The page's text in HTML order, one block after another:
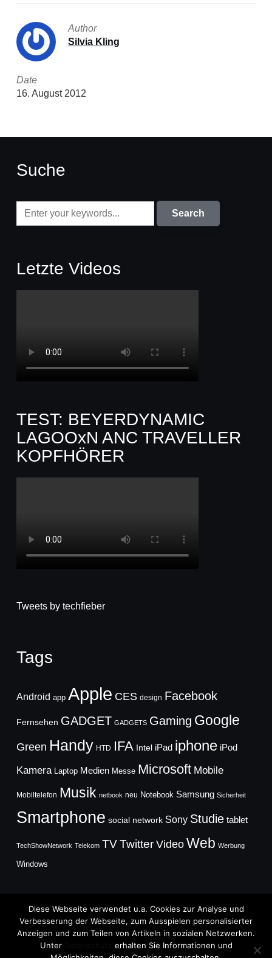
Author
Silvia Kling
Date
16. August 2012
Suche
Letzte Videos
TEST: BEYERDYNAMIC
LAGOOxN ANC TRAVELLER
KOPFHÖRER
Tweets by techfieber
Tags
Android app Apple CES design Facebook
Fernsehen GADGET GADGETS Gaming Google
Green Handy HTD IFA Intel iPad iphone iPod
Kamera Laptop Medien Messe Microsoft Mobile
Mobiltelefon Musik netbook neu Notebook Samsung Sicherheit
Smartphone social network Sony Studie tablet
TechShowNetwork Telekom TVTwitter Video Web Werbung
Windows
Copyright © 2026
TechFieber Blog
Diese Webseite verwendet u.a. Cookies zur Analyse und
Verbesserung der Webseite, zum Ausspielen personalisierter
Anzeigen und zum Teilen von Artikeln in sozialen Netzwerken.
Unter
erhalten Sie Informationen und